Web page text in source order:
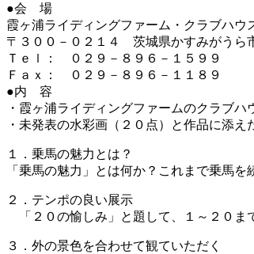
●会 場
霞ヶ浦ライディングファーム・クラブハウ
〒３００－０２１４ 茨城県かすみがうら
Ｔｅｌ： ０２９－８９６－１５９９
Ｆａｘ： ０２９－８９６－１１８９
●内 容
・霞ヶ浦ライディングファームのクラブハ
・未発表の水彩画（２０点）と作品に添え
１．乗馬の魅力とは？
「乗馬の魅力」とは何か？これまで乗馬
２．テンポの良い展示
「２０の愉しみ」と題して、１～２０ま
３．外の景色を合わせて観ていただく